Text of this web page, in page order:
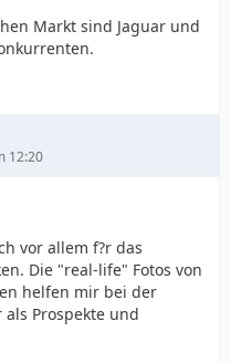
Markt sind Jaguar und
12:20
vor allem f?r das
Die "real-life" Fotos von
helfen mir bei der
Prospekte und